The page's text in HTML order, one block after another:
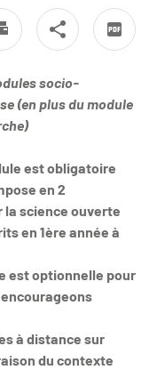
socio-
(en plus du module
est obligatoire
en 2
la science ouverte
en 1ère année à
est optionnelle pour
à distance sur
du contexte